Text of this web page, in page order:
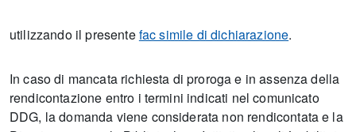
utilizzando il presentefac simile di dichiarazione.
In caso di mancata richiesta di proroga e in assenza della
rendicontazione entro i termini indicati nel comunicato
DDG, la domanda viene considerata non rendicontata e la